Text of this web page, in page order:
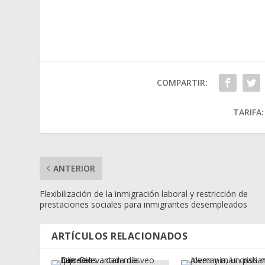
COMPARTIR:
TARIFA:
ANTERIOR
Flexibilización de la inmigración laboral y restricción de
prestaciones sociales para inmigrantes desempleados
ARTÍCULOS RELACIONADOS